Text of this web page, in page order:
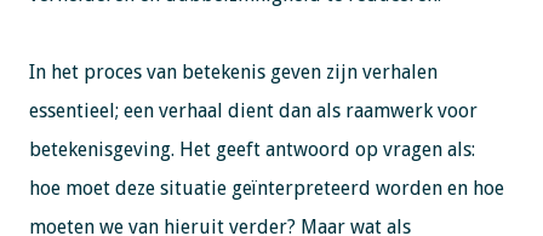
In het proces van betekenis geven zijn verhalen
essentieel; een verhaal dient dan als raamwerk voor
betekenisgeving. Het geeft antwoord op vragen als:
hoe moet deze situatie geïnterpreteerd worden en hoe
moeten we van hieruit verder? Maar wat als